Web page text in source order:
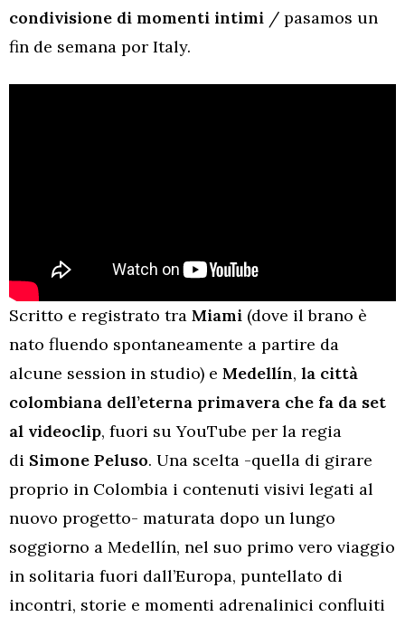
condivisione di momenti intimi / pasamos un
fin de semana por Italy.
Scritto e registrato tra Miami (dove il brano è
nato fluendo spontaneamente a partire da
alcune session in studio) e Medellín, la città
colombiana dell’eterna primavera che fa da set
al videoclip, fuori su YouTube per la regia
di Simone Peluso. Una scelta -quella di girare
proprio in Colombia i contenuti visivi legati al
nuovo progetto- maturata dopo un lungo
soggiorno a Medellín, nel suo primo vero viaggio
in solitaria fuori dall’Europa, puntellato di
incontri, storie e momenti adrenalinici confluiti